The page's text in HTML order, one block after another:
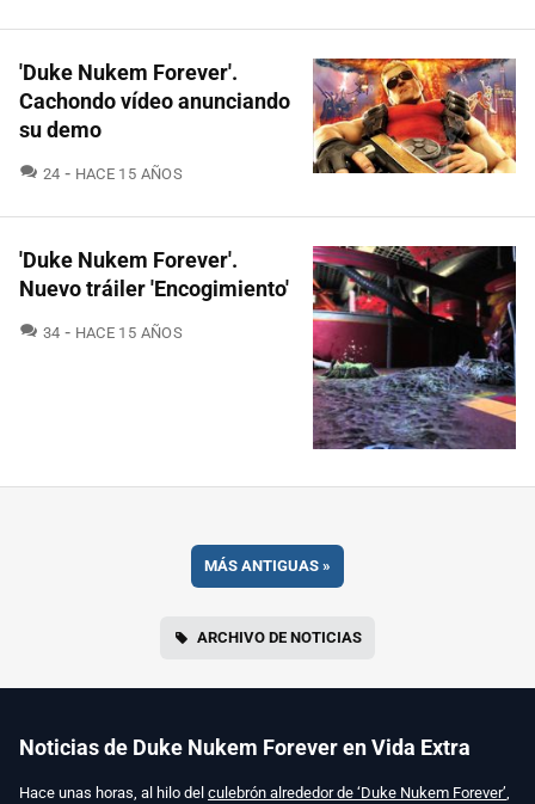
'Duke Nukem Forever'.
Cachondo vídeo anunciando
su demo
24 COMENTARIOS
HACE 15 AÑOS
'Duke Nukem Forever'.
Nuevo tráiler 'Encogimiento'
34 COMENTARIOS
HACE 15 AÑOS
MÁS ANTIGUAS »
ARCHIVO DE NOTICIAS
Noticias de Duke Nukem Forever en Vida Extra
Hace unas horas, al hilo del culebrón alrededor de ‘Duke Nukem Forever’,